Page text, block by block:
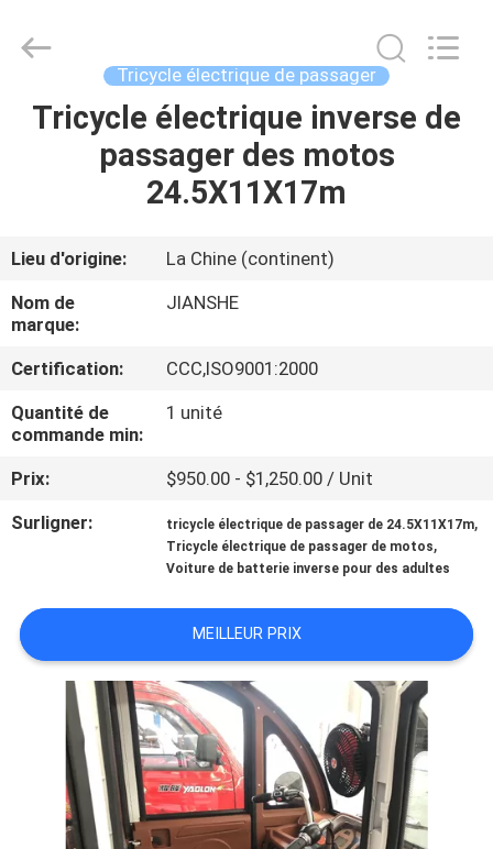
MAISON
AU
SUJET
DE
NOUS
VISITE
D'USINE
QUALITÉ
CONTACTEZ-
NOUS
NOUVELLES
Motorcycle
Reserved.
Tricycle électrique de passager
Tricycle électrique inverse de
passager des motos
24.5X11X17m
Lieu d'origine:
La Chine (continent)
Nom de
marque:
JIANSHE
Certification:
CCC,ISO9001:2000
Quantité de
commande min:
1 unité
Prix:
$950.00 - $1,250.00 / Unit
Surligner:
tricycle électrique de passager de 24.5X11X17m,
Tricycle électrique de passager de motos,
Voiture de batterie inverse pour des adultes
MEILLEUR PRIX